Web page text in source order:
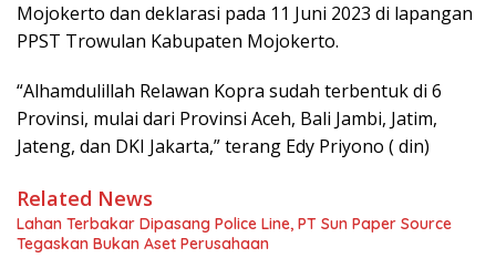
Mojokerto dan deklarasi pada 11 Juni 2023 di lapangan
PPST Trowulan Kabupaten Mojokerto.
“Alhamdulillah Relawan Kopra sudah terbentuk di 6
Provinsi, mulai dari Provinsi Aceh, Bali Jambi, Jatim,
Jateng, dan DKI Jakarta,” terang Edy Priyono ( din)
Related News
Lahan Terbakar Dipasang Police Line, PT Sun Paper Source
Tegaskan Bukan Aset Perusahaan